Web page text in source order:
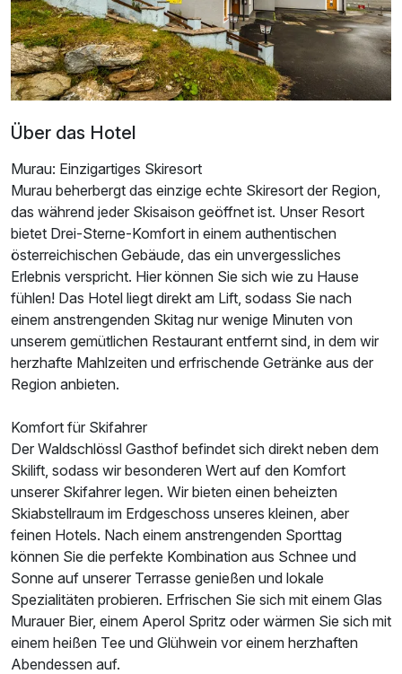
Für 8 Tage p.P. ab 747,00 €
Doppelzimmer Premium
2 Erwachsene
Ausstattung
Für 8 Tage p.P. ab763,50 €
Doppelzimmer Standard
Ausstattung
Für 8 Tage p.P. ab 714,50 €
Einzelzimmer
1 Erwachsenen
Über das Hotel
Murau: Einzigartiges Skiresort
Murau beherbergt das einzige echte Skiresort der Region,
das während jeder Skisaison geöffnet ist. Unser Resort
bietet Drei-Sterne-Komfort in einem authentischen
österreichischen Gebäude, das ein unvergessliches
Erlebnis verspricht. Hier können Sie sich wie zu Hause
fühlen! Das Hotel liegt direkt am Lift, sodass Sie nach
einem anstrengenden Skitag nur wenige Minuten von
unserem gemütlichen Restaurant entfernt sind, in dem wir
herzhafte Mahlzeiten und erfrischende Getränke aus der
Region anbieten.
Komfort für Skifahrer
Der Waldschlössl Gasthof befindet sich direkt neben dem
Skilift, sodass wir besonderen Wert auf den Komfort
unserer Skifahrer legen. Wir bieten einen beheizten
Skiabstellraum im Erdgeschoss unseres kleinen, aber
feinen Hotels. Nach einem anstrengenden Sporttag
können Sie die perfekte Kombination aus Schnee und
Sonne auf unserer Terrasse genießen und lokale
Spezialitäten probieren. Erfrischen Sie sich mit einem Glas
Murauer Bier, einem Aperol Spritz oder wärmen Sie sich mit
einem heißen Tee und Glühwein vor einem herzhaften
Abendessen auf.